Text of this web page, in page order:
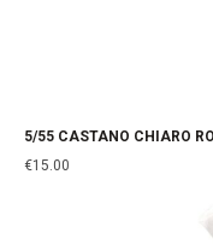
5/55 CASTANO CHIARO
€15.00